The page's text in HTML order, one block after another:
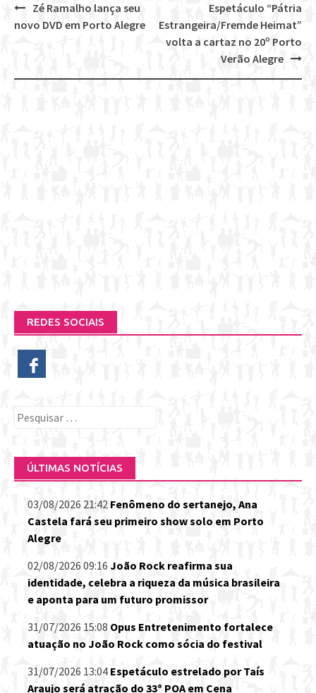
Post
Espetáculo “Pátria
Estrangeira/Fremde Heimat”
volta a cartaz no 20º Porto
Verão Alegre
Zé Ramalho lança seu
novo DVD em Porto Alegre
REDES SOCIAIS
Pesquisar
ÚLTIMAS NOTÍCIAS
03/08/2026 21:42 Fenômeno do sertanejo, Ana
Castela fará seu primeiro show solo em Porto
Alegre
02/08/2026 09:16 João Rock reafirma sua
identidade, celebra a riqueza da música brasileira
e aponta para um futuro promissor
31/07/2026 15:08 Opus Entretenimento fortalece
atuação no João Rock como sócia do festival
31/07/2026 13:04 Espetáculo estrelado por Taís
Araujo será atração do 33º POA em Cena